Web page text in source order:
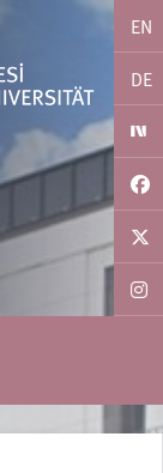
EN
DE